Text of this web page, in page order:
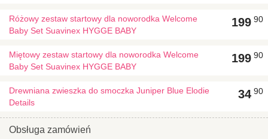
Różowy zestaw startowy dla noworodka Welcome
Baby Set Suavinex HYGGE BABY
199 90
Miętowy zestaw startowy dla noworodka Welcome
Baby Set Suavinex HYGGE BABY
199 90
Drewniana zwieszka do smoczka Juniper Blue Elodie
Details
34 90
Obsługa zamówień